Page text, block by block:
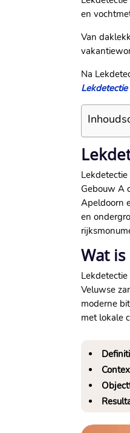
en
Van
Na
Gebouw A
Apeldoorn
en
Wat
Veluwse
moderne
met lokale